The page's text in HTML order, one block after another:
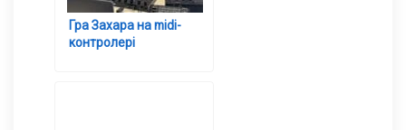
Гра Захара на midi-
контролері